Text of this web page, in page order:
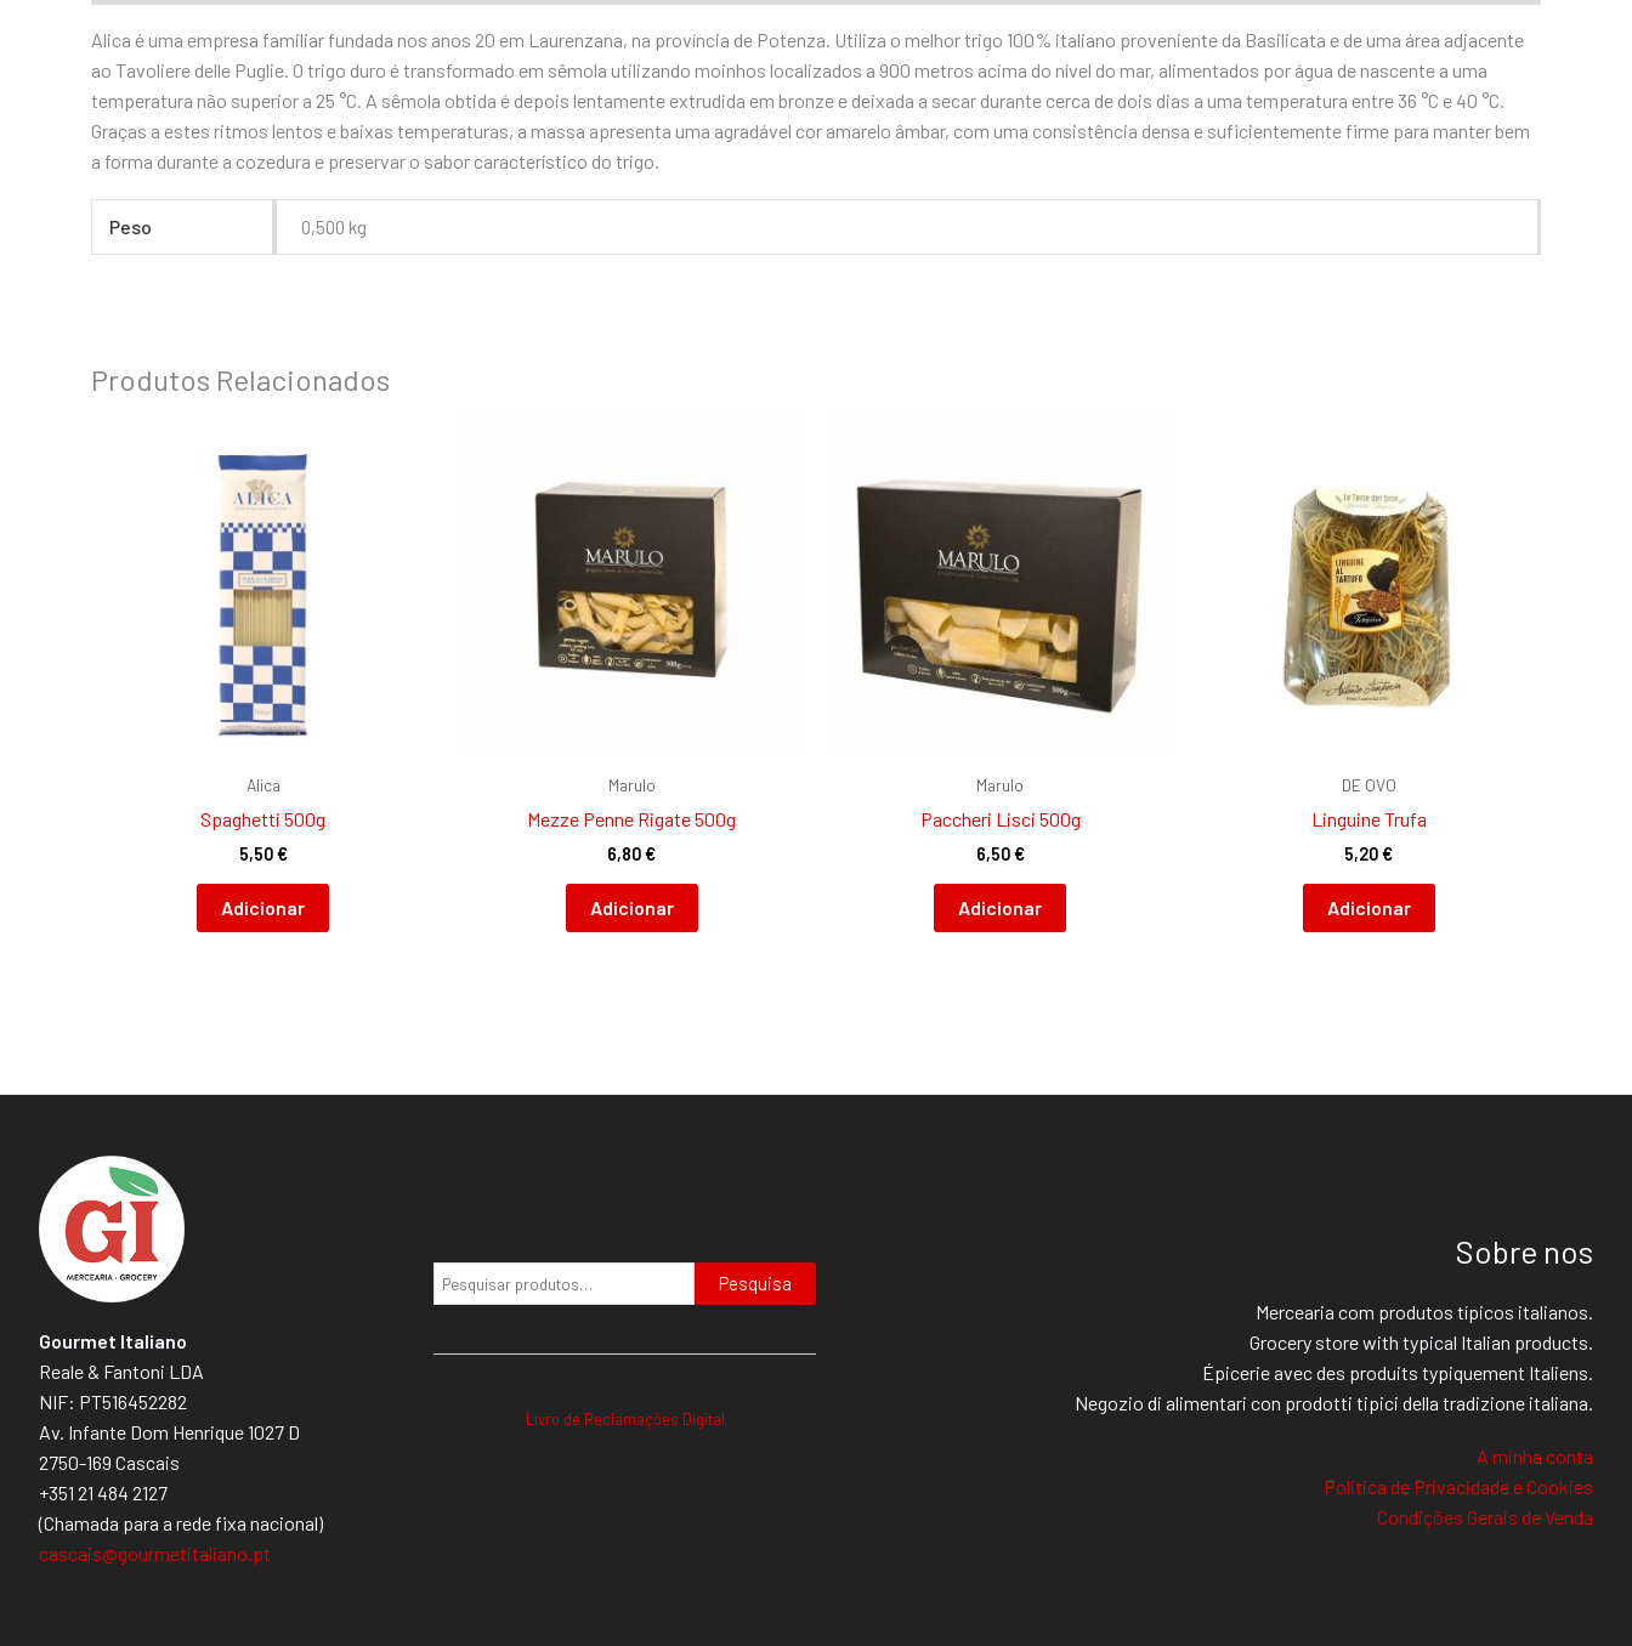
Alica é uma empresa familiar fundada nos anos 20 em Laurenzana, na província de Potenza. Utiliza o melhor trigo 100% italiano proveniente da Basilicata e de uma área adjacente
ao Tavoliere delle Puglie. O trigo duro é transformado em sêmola utilizando moinhos localizados a 900 metros acima do nível do mar, alimentados por água de nascente a uma
temperatura não superior a 25 °C. A sêmola obtida é depois lentamente extrudida em bronze e deixada a secar durante cerca de dois dias a uma temperatura entre 36 °C e 40 °C.
Graças a estes ritmos lentos e baixas temperaturas, a massa apresenta uma agradável cor amarelo âmbar, com uma consistência densa e suficientemente firme para manter bem
a forma durante a cozedura e preservar o sabor característico do trigo.
Peso 0,500 kg
Produtos Relacionados
Alica
Spaghetti 500g
5,50€
Adicionar
Marulo
Mezze Penne Rigate 500g
6,80€
Adicionar
Marulo
Paccheri Lisci 500g
6,50€
Adicionar
DE OVO
Linguine Trufa
5,20€
Adicionar
Gourmet Italiano
Reale & Fantoni LDA
NIF: PT516452282
Av. Infante Dom Henrique 1027 D
2750-169 Cascais
+351 21 484 2127
(Chamada para a rede fixa nacional)
cascais@gourmetitaliano.pt
Pesquisa
Livro de Reclamações Digital
Sobre nos
Mercearia com produtos típicos italianos.
Grocery store with typical Italian products.
Épicerie avec des produits typiquement Italiens.
Negozio di alimentari con prodotti tipici della tradizione italiana.
A minha conta
Politica de Privacidade e Cookies
Condições Gerais de Venda